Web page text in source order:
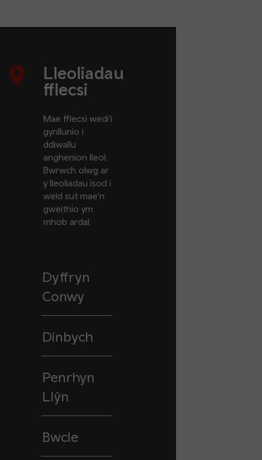
Lleoliadau
fflecsi
Mae fflecsi wedi'i
gynllunio i
ddiwallu
anghenion lleol.
Bwrwch olwg ar
y lleoliadau isod i
weld sut mae'n
gweithio ym
mhob ardal.
Dyffryn
Conwy
Dinbych
Penrhyn
Llŷn
Bwcle